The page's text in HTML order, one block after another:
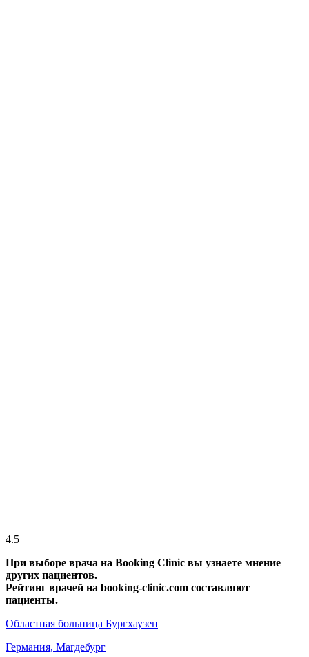
4.5
При выборе врача на Booking Clinic вы узнаете мнение
других пациентов.
Рейтинг врачей на booking-clinic.com составляют
пациенты.
Областная больница Бургхаузен
Германия, Магдебург